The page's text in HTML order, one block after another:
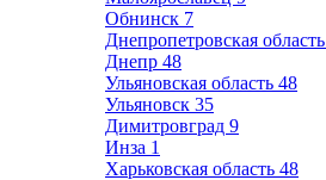
Обнинск 7
Днепропетровская область
Днепр 48
Ульяновская область 48
Ульяновск 35
Димитровград 9
Инза 1
Харьковская область 48